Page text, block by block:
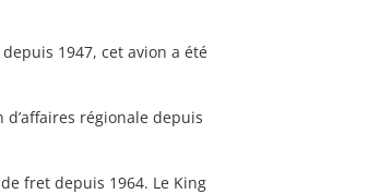
1947, cet avion a été
régionale depuis
fret depuis 1964. Le King